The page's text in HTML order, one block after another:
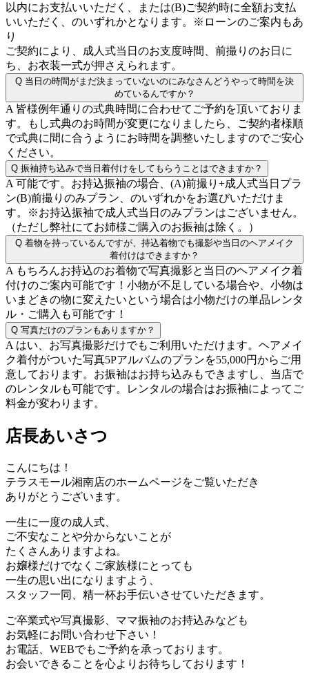
以内にお支払いいただく、または(B)ご契約時に全額お支払
いいただく、のいずれかとなります。※ローンのご案内もあ
り
ご契約により、成人式当日のお支度時間、前撮りのお日に
ち、お衣装一式が押さえられます。
Q 当日の時間がまだ決まっていないのにみなさんどうやって時間を決
めているんですか？
A 皆様例年通りの式典時間に合わせてご予約を頂いておりま
す。もし式典のお時間が変更になりましたら、ご契約者様順
で式典に間に合うようにお時間を調整いたしますのでご安心
ください。
Q 振袖持ち込みで当日着付けをしてもらうことはできますか？
A 可能です。お持込振袖の場合、(A)前撮り+成人式当日プラ
ン(B)前撮りのみプラン、のいずれかをお選びいただけま
す。※お持込振袖で成人式当日のみプランはございません。
（ただし弊社にてお姉様ご購入のお振袖は除く。）
Q 着物を持っているんですが、持込着物でも撮影や当日のヘアメイク
着付けはできますか？
A もちろんお持込のお着物で写真撮影と当日のヘアメイク着
付けのご案内可能です！小物が不足している場合や、小物は
いまどきの物に変えたいという場合は小物だけの単品レンタ
ル・ご購入も可能です！
Q 写真だけのプランもありますか？
A はい、お写真撮影だけでもご利用いただけます。ヘアメイ
ク着付がついた写真5Pアルバムのプランを55,000円からご用
意しております。お振袖はお持ち込みもできますし、当店で
のレンタルも可能です。レンタルの場合はお振袖によってご
料金が変わります。
店長あいさつ
こんにちは！
テラスモール湘南店のホームページをご覧いただき
ありがとうございます。
一生に一度の成人式、
ご不安なことや分からないことが
たくさんありますよね。
お嬢様だけでなくご家族様にとっても
一生の思い出になりますよう、
スタッフ一同、精一杯お手伝いさせていただきます。
ご卒業式や写真撮影、ママ振袖のお持込みなども
お気軽にお問い合わせ下さい！
お電話、WEBでもご予約を承っております。
お会いできることを心よりお待ちしております！